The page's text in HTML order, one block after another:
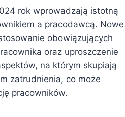
rok wprowadzają istotną
a pracodawcą. Nowe
obowiązujących
oraz uproszczenie
na którym skupiają
zatrudnienia, co może
pracowników.